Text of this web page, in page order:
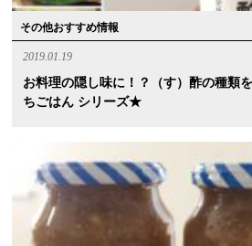
その他おすすめ情報
2019.01.19
お料理の隠し味に！？（す）酢の種類
ちごはん シリーズ★